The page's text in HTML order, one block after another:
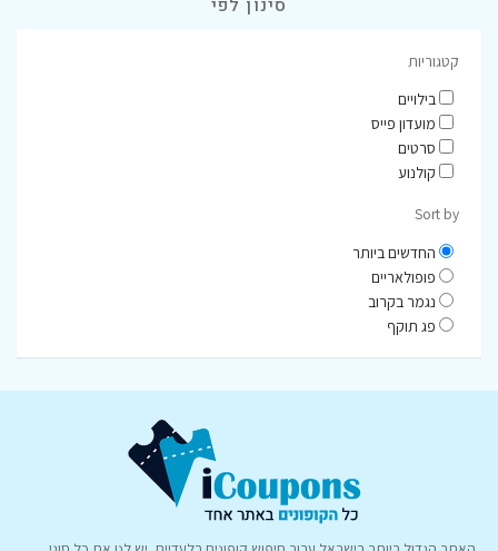
סינון לפי
קטגוריות
בילויים
מועדון פייס
סרטים
קולנוע
Sort by
החדשים ביותר
פופולאריים
נגמר בקרוב
פג תוקף